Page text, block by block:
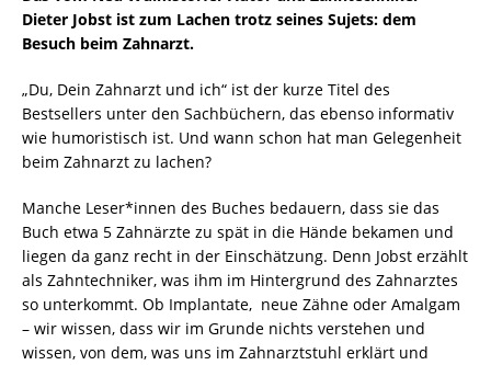
Dieter Jobst ist zum Lachen trotz seines Sujets: dem
Besuch beim Zahnarzt.
„Du, Dein Zahnarzt und ich“ ist der kurze Titel des
Bestsellers unter den Sachbüchern, das ebenso informativ
wie humoristisch ist. Und wann schon hat man Gelegenheit
beim Zahnarzt zu lachen?
Manche Leser*innen des Buches bedauern, dass sie das
Buch etwa 5 Zahnärzte zu spät in die Hände bekamen und
liegen da ganz recht in der Einschätzung. Denn Jobst erzählt
als Zahntechniker, was ihm im Hintergrund des Zahnarztes
so unterkommt. Ob Implantate, neue Zähne oder Amalgam
– wir wissen, dass wir im Grunde nichts verstehen und
wissen, von dem, was uns im Zahnarztstuhl erklärt und